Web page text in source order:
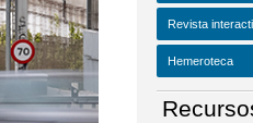
Revista
Hemeroteca